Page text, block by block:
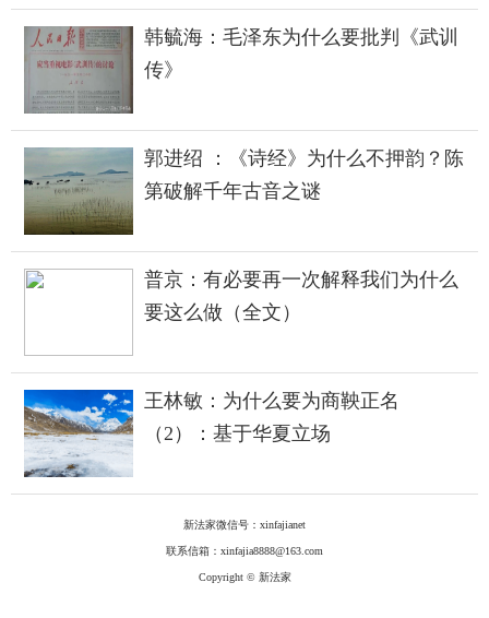
韩毓海：毛泽东为什么要批判《武训
传》
郭进绍 ：《诗经》为什么不押韵？陈
第破解千年古音之谜
普京：有必要再一次解释我们为什么
要这么做（全文）
王林敏：为什么要为商鞅正名
（2）：基于华夏立场
新法家微信号：xinfajianet
联系信箱：xinfajia8888@163.com
Copyright © 新法家